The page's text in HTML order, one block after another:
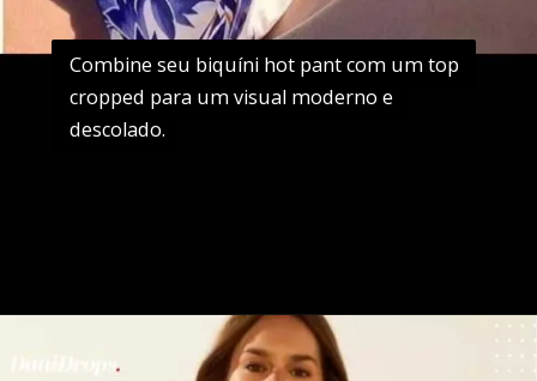
Combine seu biquíni hot pant com um top
cropped para um visual moderno e
descolado.
Combine seu biquíni hot pant com um top
cropped para um visual moderno e
descolado.